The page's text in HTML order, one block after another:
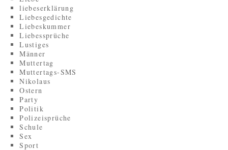
liebeserklärung
Liebesgedichte
Liebeskummer
Liebessprüche
Lustiges
Männer
Muttertag
Muttertags-SMS
Nikolaus
Ostern
Party
Politik
Polizeisprüche
Schule
Sex
Sport